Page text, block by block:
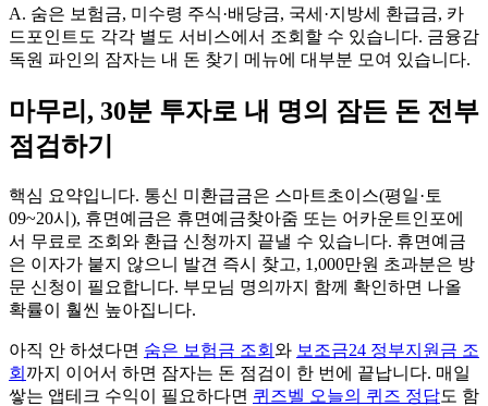
A. 숨은 보험금, 미수령 주식·배당금, 국세·지방세 환급금, 카
드포인트도 각각 별도 서비스에서 조회할 수 있습니다. 금융감
독원 파인의 잠자는 내 돈 찾기 메뉴에 대부분 모여 있습니다.
마무리, 30분 투자로 내 명의 잠든 돈 전부
점검하기
핵심 요약입니다. 통신 미환급금은 스마트초이스(평일·토
09~20시), 휴면예금은 휴면예금찾아줌 또는 어카운트인포에
서 무료로 조회와 환급 신청까지 끝낼 수 있습니다. 휴면예금
은 이자가 붙지 않으니 발견 즉시 찾고, 1,000만원 초과분은 방
문 신청이 필요합니다. 부모님 명의까지 함께 확인하면 나올
확률이 훨씬 높아집니다.
아직 안 하셨다면 숨은 보험금 조회 와 보조금24 정부지원금 조
회 까지 이어서 하면 잠자는 돈 점검이 한 번에 끝납니다. 매일
쌓는 앱테크 수익이 필요하다면 퀴즈벨 오늘의 퀴즈 정답도 함